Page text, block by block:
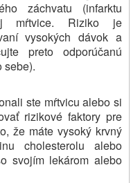
záchvatu (infarktu
mŕtvice. Riziko je
vysokých dávok a
preto odporúčanú
sebe).
ste mŕtvicu alebo si
rizikové faktory pre
že máte vysoký krvný
cholesterolu alebo
svojím lekárom alebo